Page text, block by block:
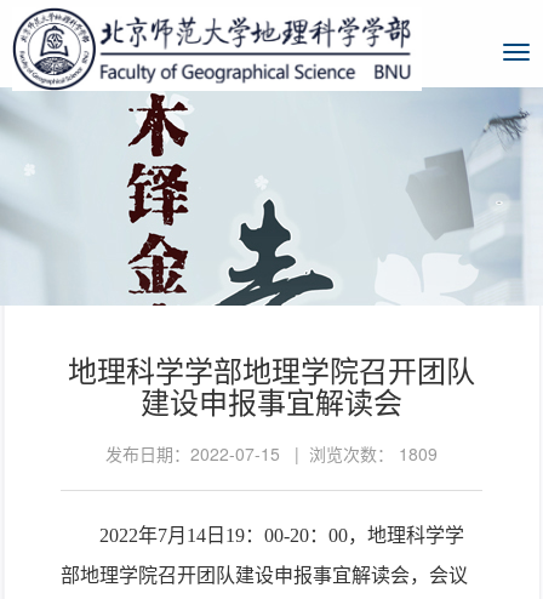
地理科学学部地理学院召开团队
建设申报事宜解读会
发布日期：2022-07-15 | 浏览次数： 1809
2022年7月14日19：00-20：00，地理科学学
部地理学院召开团队建设申报事宜解读会，会议